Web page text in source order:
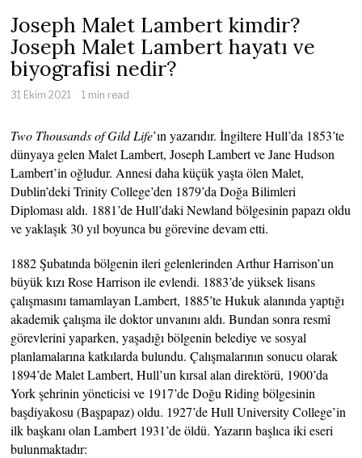
Joseph Malet Lambert kimdir?
Joseph Malet Lambert hayatı ve
biyografisi nedir?
31 Ekim 2021 1 min read
Two Thousands of Gild Life’ın yazarıdır. İngiltere Hull’da 1853’te
dünyaya gelen Malet Lambert, Joseph Lambert ve Jane Hudson
Lambert’in oğludur. Annesi daha küçük yaşta ölen Malet,
Dublin’deki Trinity College’den 1879’da Doğa Bilimleri
Diploması aldı. 1881’de Hull’daki Newland bölgesinin papazı oldu
ve yaklaşık 30 yıl boyunca bu görevine devam etti.
1882 Şubatında bölgenin ileri gelenlerinden Arthur Harrison’un
büyük kızı Rose Harrison ile evlendi. 1883’de yüksek lisans
çalışmasını tamamlayan Lambert, 1885’te Hukuk alanında yaptığı
akademik çalışma ile doktor unvanını aldı. Bundan sonra resmî
görevlerini yaparken, yaşadığı bölgenin belediye ve sosyal
planlamalarına katkılarda bulundu. Çalışmalarının sonucu olarak
1894’de Malet Lambert, Hull’un kırsal alan direktörü, 1900’da
York şehrinin yöneticisi ve 1917’de Doğu Riding bölgesinin
başdiyakosu (Başpapaz) oldu. 1927’de Hull University College’in
ilk başkanı olan Lambert 1931’de öldü. Yazarın başlıca iki eseri
bulunmaktadır: